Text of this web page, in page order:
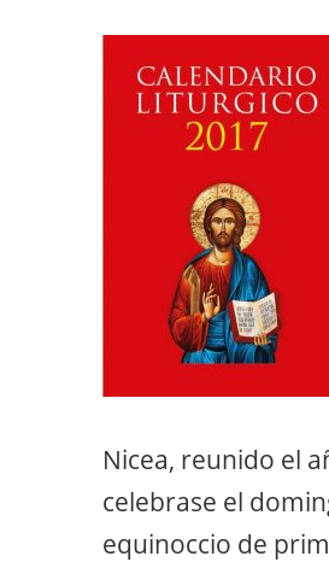
Nicea, reunido el
celebrase el
equinoccio de